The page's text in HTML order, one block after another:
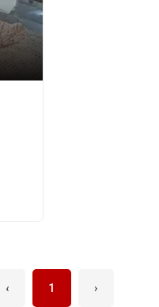
‹ 1 ›